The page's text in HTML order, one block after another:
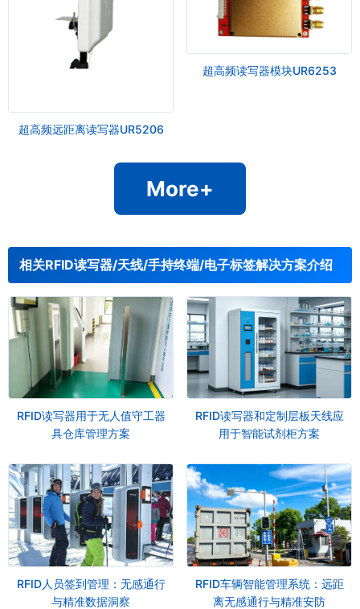
超高频远距离读写器UR5206
超高频读写器模块UR6253
More+
相关RFID读写器/天线/手持终端/电子标签解决方案介绍
RFID读写器用于无人值守工器
具仓库管理方案
RFID读写器和定制层板天线应
用于智能试剂柜方案
RFID人员签到管理：无感通行
与精准数据洞察
RFID车辆智能管理系统：远距
离无感通行与精准安防